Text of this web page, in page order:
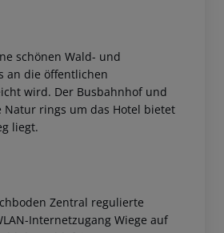
schönen Wald- und
an die öffentlichen
wird. Der Busbahnhof und
Natur rings um das Hotel bietet
liegt.
Zentral regulierte
Internetzugang Wiege auf